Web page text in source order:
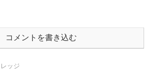
コメントを書き込む
ッジ